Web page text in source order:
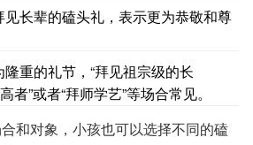
长辈的磕头礼，表示更为恭敬和尊
重的礼节，“拜见祖宗级的长
者”或者“拜师学艺”等场合常见。
和对象，小孩也可以选择不同的磕